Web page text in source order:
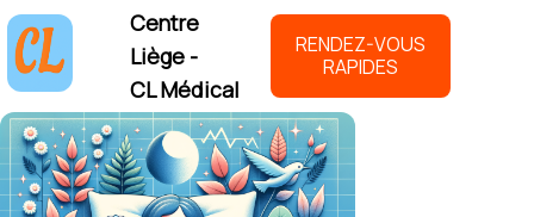
Centre
Liège -
CL Médical
RENDEZ-VOUS
RAPIDES